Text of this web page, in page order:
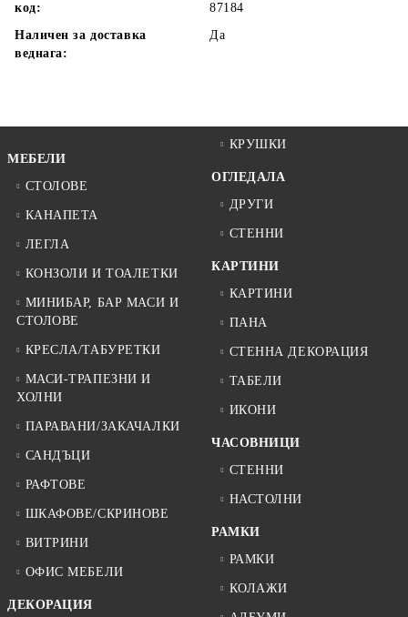
код:
87184
Наличен за доставка
веднага:
Да
МЕБЕЛИ
СТОЛОВЕ
КАНАПЕТА
ЛЕГЛА
КОНЗОЛИ И ТОАЛЕТКИ
МИНИБАР, БАР МАСИ И
СТОЛОВЕ
КРЕСЛА/ТАБУРЕТКИ
МАСИ-ТРАПЕЗНИ И
ХОЛНИ
ПАРАВАНИ/ЗАКАЧАЛКИ
САНДЪЦИ
РАФТОВЕ
ШКАФОВЕ/СКРИНОВЕ
ВИТРИНИ
ОФИС МЕБЕЛИ
ДЕКОРАЦИЯ
КРУШКИ
ОГЛЕДАЛА
ДРУГИ
СТЕННИ
КАРТИНИ
КАРТИНИ
ПАНА
СТЕННА ДЕКОРАЦИЯ
ТАБЕЛИ
ИКОНИ
ЧАСОВНИЦИ
СТЕННИ
НАСТОЛНИ
РАМКИ
РАМКИ
КОЛАЖИ